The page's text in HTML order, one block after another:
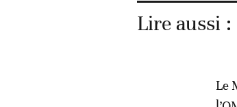
Lire aussi :
Le